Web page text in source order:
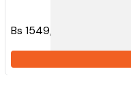
Bs 1549,00